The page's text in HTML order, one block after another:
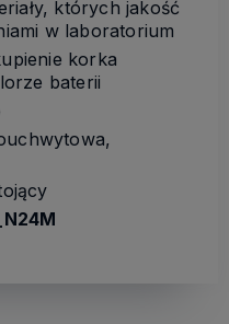
których jakość
w laboratorium
korka
baterii